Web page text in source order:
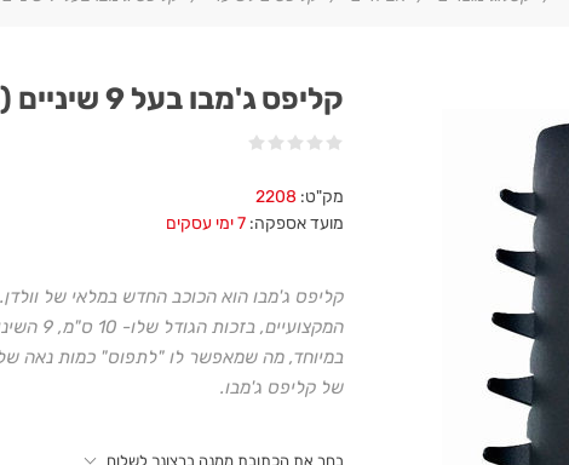
קליפס ג'מבו בעל 9 שיניים (4 יח')
מק"ט: 2208
מועד אספקה: 7 ימי עסקים
קליפס ג'מבו הוא הכוכב החדש במלאי של
של קליפס ג'מבו.
בחר את הכתובת ממנה ברצונך לשלוח